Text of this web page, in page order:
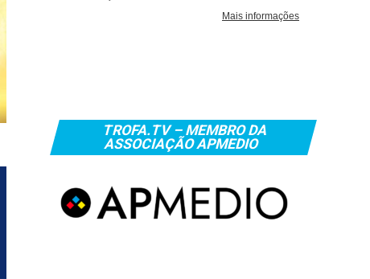
TROFA.TV – MEMBRO DA
ASSOCIAÇÃO APMEDIO